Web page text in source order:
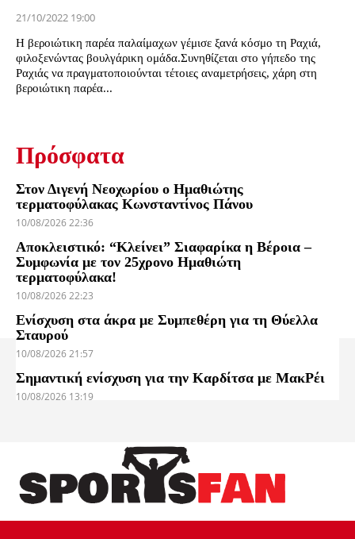
21/10/2022 19:00
Η βεροιώτικη παρέα παλαίμαχων γέμισε ξανά κόσμο τη Ραχιά,
φιλοξενώντας βουλγάρικη ομάδα.Συνηθίζεται στο γήπεδο της
Ραχιάς να πραγματοποιούνται τέτοιες αναμετρήσεις, χάρη στη
βεροιώτικη παρέα...
Πρόσφατα
Στον Διγενή Νεοχωρίου ο Ημαθιώτης
τερματοφύλακας Κωνσταντίνος Πάνου
10/08/2026 22:36
Αποκλειστικό: “Κλείνει” Σιαφαρίκα η Βέροια –
Συμφωνία με τον 25χρονο Ημαθιώτη
τερματοφύλακα!
10/08/2026 22:23
Ενίσχυση στα άκρα με Συμπεθέρη για τη Θύελλα
Σταυρού
10/08/2026 21:57
Σημαντική ενίσχυση για την Καρδίτσα με ΜακΡέι
10/08/2026 13:19